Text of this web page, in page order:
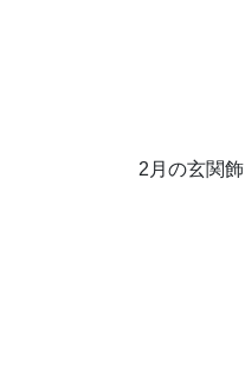
2月の玄関